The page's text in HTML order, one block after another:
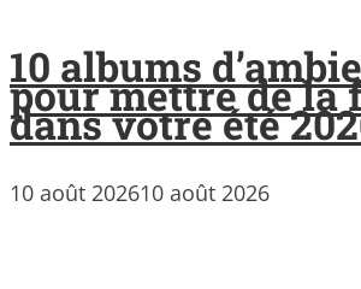
10 albums
pour mettre de la
dans votre été
10 août 202610 août 2026